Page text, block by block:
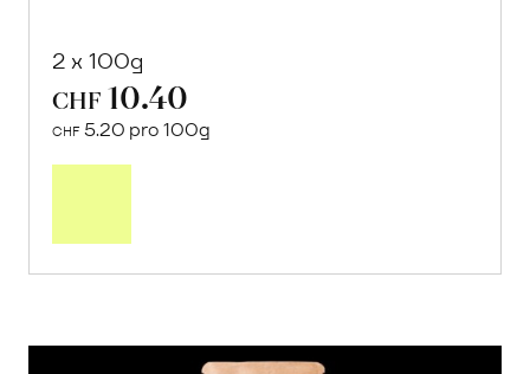
2 x 100g
CHF 10.40
CHF 5.20 pro 100g